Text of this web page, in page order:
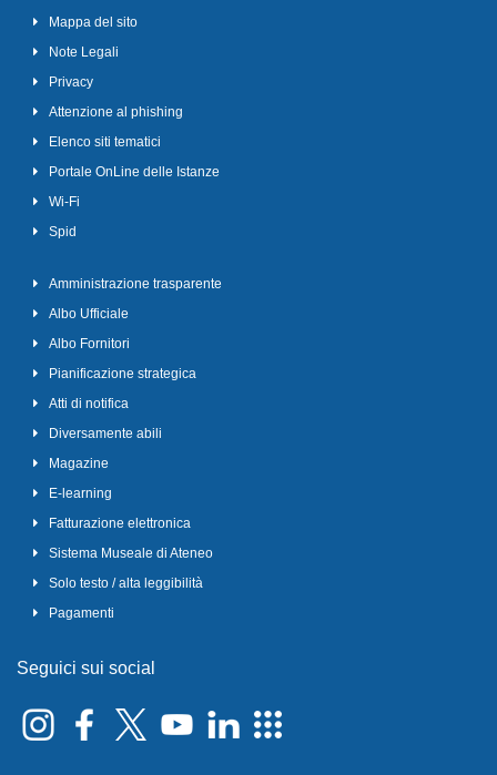
Mappa del sito
Note Legali
Privacy
Attenzione al phishing
Elenco siti tematici
Portale OnLine delle Istanze
Wi-Fi
Spid
Amministrazione trasparente
Albo Ufficiale
Albo Fornitori
Pianificazione strategica
Atti di notifica
Diversamente abili
Magazine
E-learning
Fatturazione elettronica
Sistema Museale di Ateneo
Solo testo / alta leggibilità
Pagamenti
Seguici sui social